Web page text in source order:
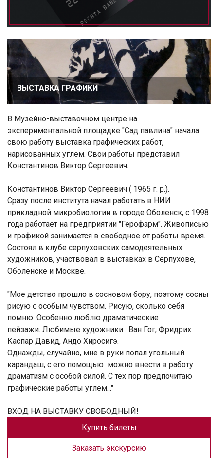
ВЫСТАВКА ГРАФИКИ
В Музейно-выставочном центре на
экспериментальной площадке "Сад павлина" начала
свою работу выставка графических работ,
нарисованных углем. Свои работы представил
Константинов Виктор Сергеевич.
Константинов Виктор Сергеевич ( 1965 г. р.).
Сразу после института начал работать в НИИ
прикладной микробиологии в городе Оболенск, с 1998
года работает на предприятии "Герофарм". Живописью
и графикой занимается в свободное от работы время.
Состоял в клубе серпуховских самодеятельных
художников, участвовал в выставках в Серпухове,
Оболенске и Москве.
"Мое детство прошло в сосновом бору, поэтому сосны
рисую с особым чувством. Рисую, сколько себя
помню. Особенно люблю драматические
пейзажи. Любимые художники : Ван Гог, Фридрих
Каспар Давид, Андо Хиросигэ.
Однажды, случайно, мне в руки попал угольный
карандаш, с его помощью можно внести в работу
драматизм с особой силой. С тех пор предпочитаю
графические работы углем..."
ВХОД НА ВЫСТАВКУ СВОБОДНЫЙ!
Купить билеты
Заказать экскурсию